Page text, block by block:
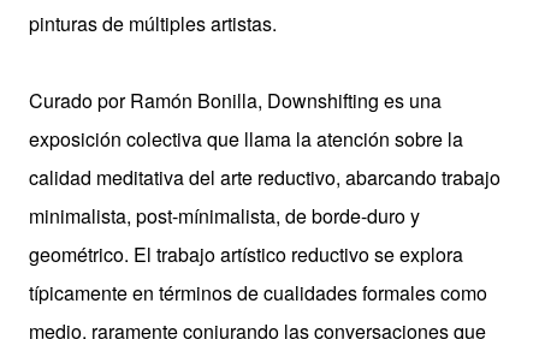
pinturas de múltiples artistas.
Curado por Ramón Bonilla, Downshifting es una
exposición colectiva que llama la atención sobre la
calidad meditativa del arte reductivo, abarcando trabajo
minimalista, post-mínimalista, de borde-duro y
geométrico. El trabajo artístico reductivo se explora
típicamente en términos de cualidades formales como
medio, raramente conjurando las conversaciones que